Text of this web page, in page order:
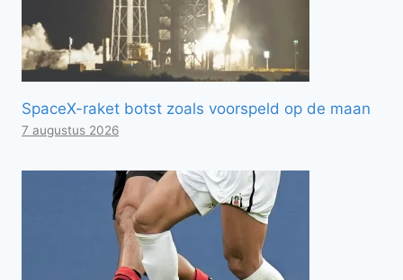
SpaceX-raket botst zoals voorspeld op de maan
7 augustus 2026